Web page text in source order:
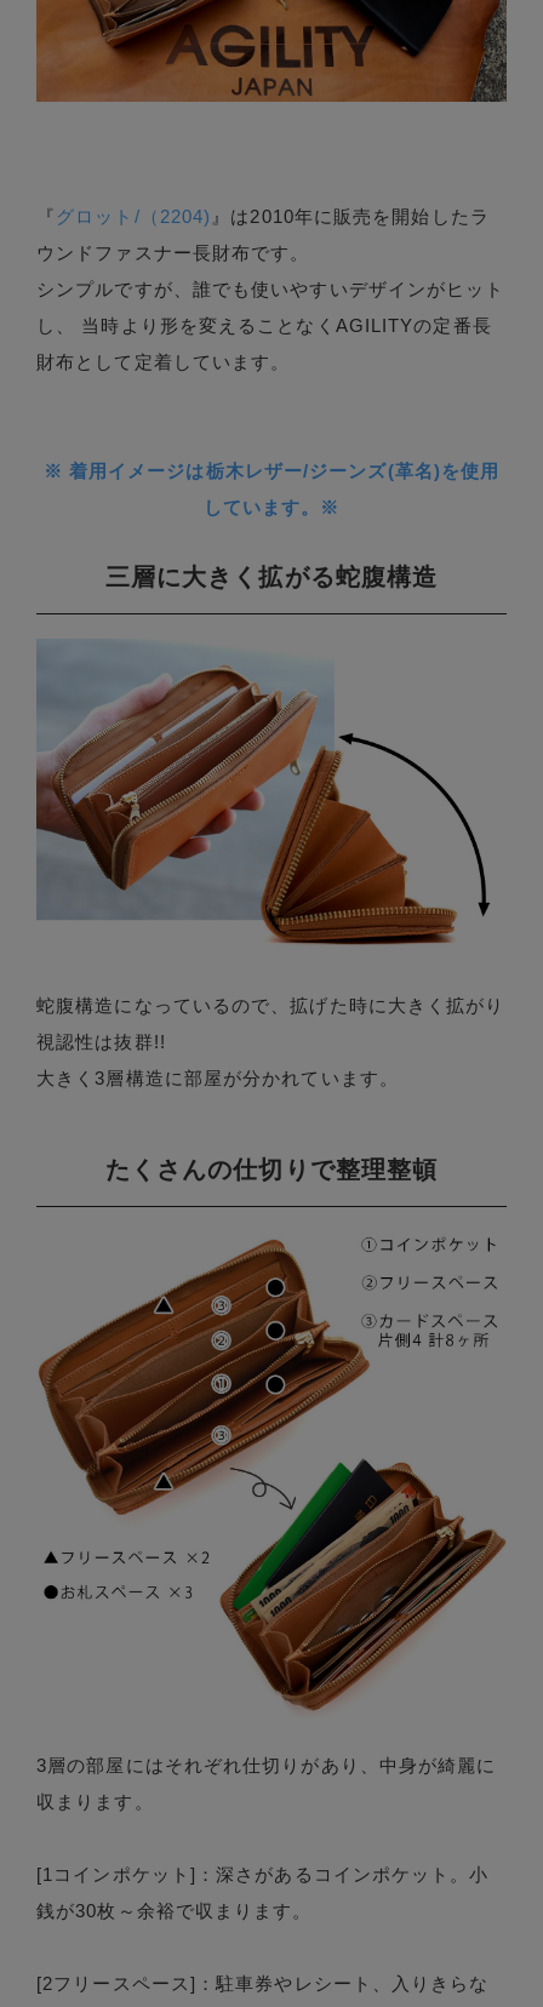
『 グロット/（2204) 』は2010年に販売を開始したラ
ウンドファスナー長財布です。
シンプルですが、誰でも使いやすいデザインがヒット
し、 当時より形を変えることなくAGILITYの定番長
財布として定着しています。
※ 着用イメージは栃木レザー/ジーンズ(革名)を使用
しています。※
三層に大きく拡がる蛇腹構造
蛇腹構造になっているので、拡げた時に大きく拡がり
視認性は抜群!!
大きく3層構造に部屋が分かれています。
たくさんの仕切りで整理整頓
3層の部屋にはそれぞれ仕切りがあり、中身が綺麗に
収まります。
[1コインポケット]：深さがあるコインポケット。小
銭が30枚～余裕で収まります。
[2フリースペース]：駐車券やレシート、入りきらな